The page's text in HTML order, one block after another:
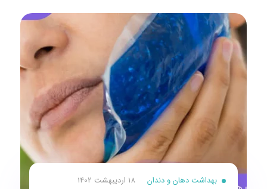
بهداشت دهان و دندان 18 اردیبهشت 1402